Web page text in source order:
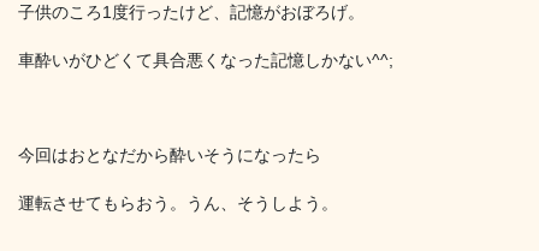
子供のころ1度行ったけど、記憶がおぼろげ。
車酔いがひどくて具合悪くなった記憶しかない^^;
今回はおとなだから酔いそうになったら
運転させてもらおう。うん、そうしよう。